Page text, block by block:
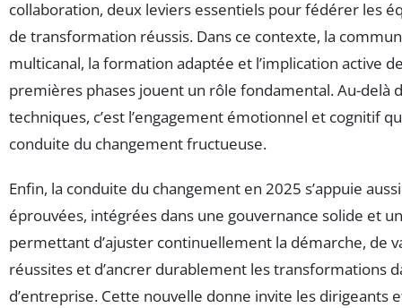
collaboration, deux leviers essentiels pour fédérer les
de transformation réussis. Dans ce contexte, la
multicanal, la formation adaptée et l’implication active
premières phases jouent un rôle fondamental. Au-delà
techniques, c’est l’engagement émotionnel et cognitif
conduite du changement fructueuse.
Enfin, la conduite du changement en 2025 s’appuie
éprouvées, intégrées dans une gouvernance solide et
permettant d’ajuster continuellement la démarche, de
réussites et d’ancrer durablement les transformations
d’entreprise. Cette nouvelle donne invite les dirigeants